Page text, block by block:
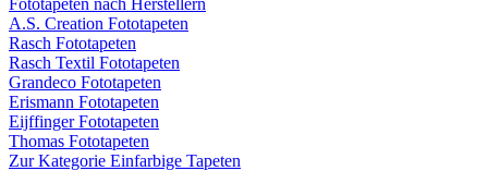
Fototapeten nach Herstellern
A.S. Creation Fototapeten
Rasch Fototapeten
Rasch Textil Fototapeten
Grandeco Fototapeten
Erismann Fototapeten
Eijffinger Fototapeten
Thomas Fototapeten
Zur Kategorie Einfarbige Tapeten